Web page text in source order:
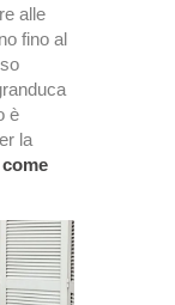
alle
fino al
è
la